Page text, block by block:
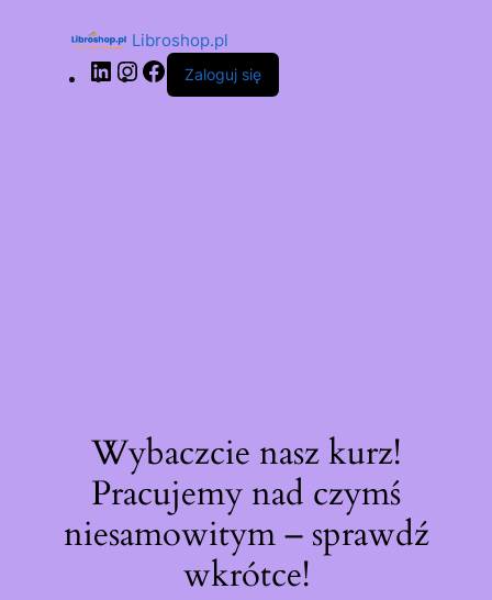
Libroshop.pl
Zaloguj się
Wybaczcie nasz kurz!
Pracujemy nad czymś
niesamowitym – sprawdź
wkrótce!